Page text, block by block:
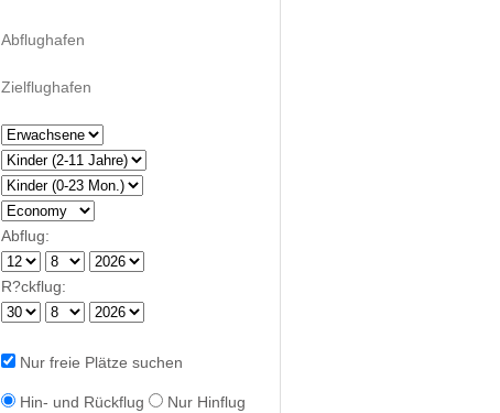
Abflug:
R?ckflug:
Nur freie Plätze suchen
Hin- und Rückflug Nur Hinflug